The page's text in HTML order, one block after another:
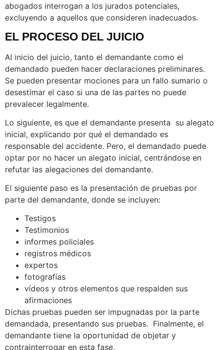
abogados interrogan a los jurados potenciales,
excluyendo a aquellos que consideren inadecuados.
EL PROCESO DEL JUICIO
Al inicio del juicio, tanto el demandante como el
demandado pueden hacer declaraciones preliminares.
Se pueden presentar mociones para un fallo sumario o
desestimar el caso si una de las partes no puede
prevalecer legalmente.
Lo siguiente, es que el demandante presenta su alegato
inicial, explicando por qué el demandado es
responsable del accidente. Pero, el demandado puede
optar por no hacer un alegato inicial, centrándose en
refutar las alegaciones del demandante.
El siguiente paso es la presentación de pruebas por
parte del demandante, donde se incluyen:
Testigos
Testimonios
informes policiales
registros médicos
expertos
fotografías
vídeos y otros elementos que respalden sus
afirmaciones
Dichas pruebas pueden ser impugnadas por la parte
demandada, presentando sus pruebas. Finalmente, el
demandante tiene la oportunidad de objetar y
contrainterrogar en esta fase.